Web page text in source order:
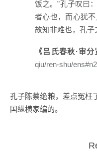
饭之。”孔子叹曰
者心也，而心犹
故知非难也，孔子
《吕氏春秋·审
qiu/ren-shu/
孔子陈蔡绝粮，差点冤枉
国纵横家编的。